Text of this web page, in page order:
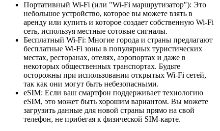
Портативный Wi-Fi (или "Wi-Fi маршрутизатор"): Это
небольшое устройство, которое вы можете взять в
аренду или купить и которое создает собственную Wi-Fi
сеть, используя местные сотовые сигналы.
Бесплатный Wi-Fi: Многие города и страны предлагают
бесплатные Wi-Fi зоны в популярных туристических
местах, ресторанах, отелях, аэропортах и даже в
некоторых общественных транспортах. Будьте
осторожны при использовании открытых Wi-Fi сетей,
так как они могут быть небезопасными.
eSIM: Если ваш смартфон поддерживает технологию
eSIM, это может быть хорошим вариантом. Вы можете
загрузить данные для новой страны прямо на свой
телефон, не прибегая к физической SIM-карте.